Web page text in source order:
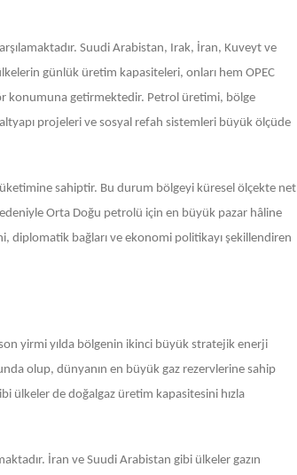
Suudi Arabistan, Irak, İran, Kuveyt ve
günlük üretim kapasiteleri, onları hem OPEC
konumuna getirmektedir. Petrol üretimi, bölge
projeleri ve sosyal refah sistemleri büyük ölçüde
sahiptir. Bu durum bölgeyi küresel ölçekte net
Orta Doğu petrolü için en büyük pazar hâline
diplomatik bağları ve ekonomi politikayı şekillendiren
yirmi yılda bölgenin ikinci büyük stratejik enerji
olup, dünyanın en büyük gaz rezervlerine sahip
ülkeler de doğalgaz üretim kapasitesini hızla
İran ve Suudi Arabistan gibi ülkeler gazın